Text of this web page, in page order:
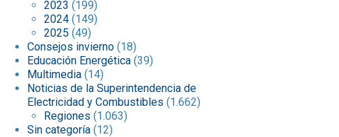
2023 (199)
2024 (149)
2025 (49)
Consejos invierno (18)
Educación Energética (39)
Multimedia (14)
Noticias de la Superintendencia de
Electricidad y Combustibles (1.662)
Regiones (1.063)
Sin categoría (12)